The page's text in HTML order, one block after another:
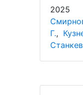
2025
Г.,